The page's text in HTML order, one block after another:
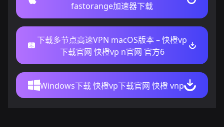
fastorange加速器下载
下载多节点高速VPN macOS版本 – 快橙vp
下载官网 快橙vp n官网 官方6
Windows下载 快橙vp下载官网 快橙 vnp